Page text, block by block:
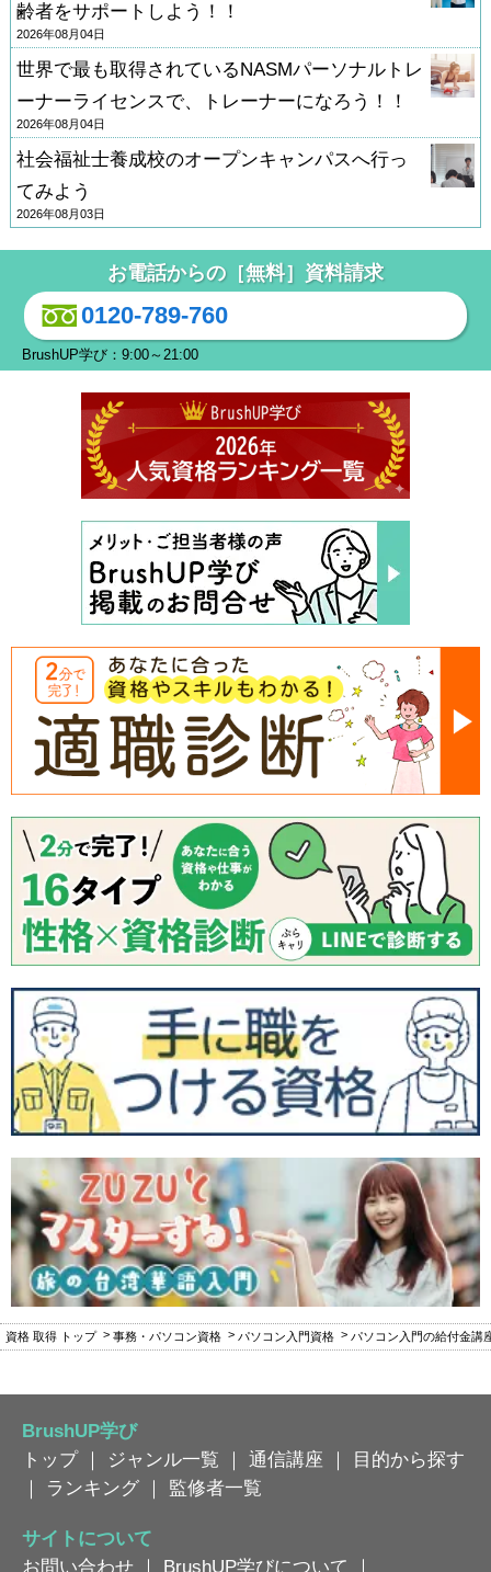
齢者をサポートしよう！！
2026年08月04日
世界で最も取得されているNASMパーソナルトレ
ーナーライセンスで、トレーナーになろう！！
2026年08月04日
社会福祉士養成校のオープンキャンパスへ行っ
てみよう
2026年08月03日
お電話からの［無料］資料請求
0120-789-760
BrushUP学び：9:00～21:00
資格 取得 トップ 事務・パソコン資格 パソコン入門資格 パソコン入門の給付金講
BrushUP学び
トップ｜ ジャンル一覧 ｜ 通信講座 ｜
目的から探す
｜
ランキング ｜ 監修者一覧
サイトについて
お問い合わせ ｜ BrushUP学びについて ｜